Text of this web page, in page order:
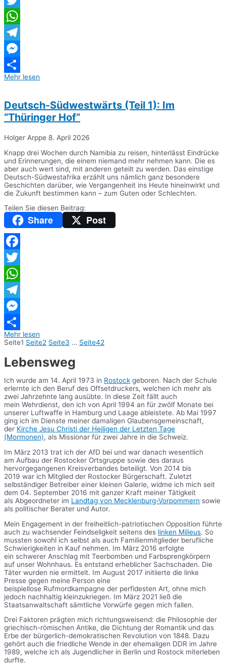
Twitter
WhatsApp
Telegram
Messenger
Teilen
Mehr lesen
Deutsch-Südwestwärts (Teil 1): Im
“Thüringer Hof”
Holger Arppe 8. April 2026
Knapp drei Wochen durch Namibia zu reisen, hinterlässt Eindrücke
und Erinnerungen, die einem niemand mehr nehmen kann. Die es
aber auch wert sind, mit anderen geteilt zu werden. Das einstige
Deutsch-Südwestafrika erzählt uns nämlich ganz besondere
Geschichten darüber, wie Vergangenheit ins Heute hineinwirkt und
die Zukunft bestimmen kann – zum Guten oder Schlechten.
Teilen Sie diesen Beitrag:
Share Post
Facebook
Twitter
WhatsApp
Telegram
Messenger
Teilen
Mehr lesen
Seite1 Seite2 Seite3 … Seite42
Lebensweg
Ich wurde am 14. April 1973 in Rostock geboren. Nach der Schule
erlernte ich den Beruf des Offsetdruckers, welchen ich mehr als
zwei Jahrzehnte lang ausübte. In diese Zeit fällt auch
mein Wehrdienst, den ich von April 1994 an für zwölf Monate bei
unserer Luftwaffe in Hamburg und Laage ableistete. Ab Mai 1997
ging ich im Dienste meiner damaligen Glaubensgemeinschaft,
der Kirche Jesu Christi der Heiligen der Letzten Tage
(Mormonen), als Missionar für zwei Jahre in die Schweiz.
Im März 2013 trat ich der AfD bei und war danach wesentlich
am Aufbau der Rostocker Ortsgruppe sowie des daraus
hervorgegangenen Kreisverbandes beteiligt. Von 2014 bis
2019 war ich Mitglied der Rostocker Bürgerschaft. Zuletzt
selbständiger Betreiber einer kleinen Galerie, widme ich mich seit
dem 04. September 2016 mit ganzer Kraft meiner Tätigkeit
als Abgeordneter im Landtag von Mecklenburg-Vorpommern sowie
als politischer Berater und Autor.
Mein Engagement in der freiheitlich-patriotischen Opposition führte
auch zu wachsender Feindseligkeit seitens des linken Milieus. So
mussten sowohl ich selbst als auch Familienmitglieder berufliche
Schwierigkeiten in Kauf nehmen. Im März 2016 erfolgte
ein schwerer Anschlag mit Teerbomben und Farbsprengkörpern
auf unser Wohnhaus. Es entstand erheblicher Sachschaden. Die
Täter wurden nie ermittelt. Im August 2017 initiierte die linke
Presse gegen meine Person eine
beispiellose Rufmordkampagne der perfidesten Art, ohne mich
jedoch nachhaltig kleinzukriegen. Im März 2021 ließ die
Staatsanwaltschaft sämtliche Vorwürfe gegen mich fallen.
Drei Faktoren prägten mich richtungsweisend: die Philosophie der
griechisch-römischen Antike, die Dichtung der Romantik und das
Erbe der bürgerlich-demokratischen Revolution von 1848. Dazu
gehört auch die friedliche Wende in der ehemaligen DDR im Jahre
1989, welche ich als Jugendlicher in Berlin und Rostock miterleben
durfte.